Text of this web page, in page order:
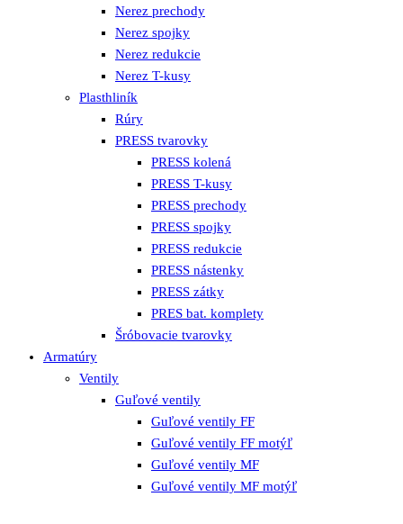
Nerez prechody
Nerez spojky
Nerez redukcie
Nerez T-kusy
Plasthliník
Rúry
PRESS tvarovky
PRESS kolená
PRESS T-kusy
PRESS prechody
PRESS spojky
PRESS redukcie
PRESS nástenky
PRESS zátky
PRES bat. komplety
Šróbovacie tvarovky
Armatúry
Ventily
Guľové ventily
Guľové ventily FF
Guľové ventily FF motýľ
Guľové ventily MF
Guľové ventily MF motýľ